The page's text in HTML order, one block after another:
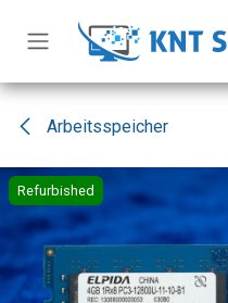
Arbeitsspeicher
Refurbished